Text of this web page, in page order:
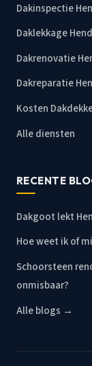
Dakinspectie
Daklekkage
Dakrenovatie
Dakreparatie
Kosten
Alle diensten
RECENTE
Dakgoot lekt
Hoe weet ik of
Schoorsteen
onmisbaar?
Alle blogs →